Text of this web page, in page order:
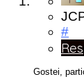
#
Gostei,